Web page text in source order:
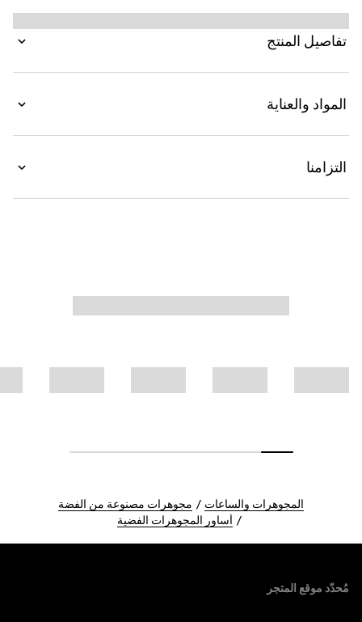
اللونية الحديثة كلياً، على غرار هذا السوار المزيّن بتفصيل
شريط ويب أسطواني الشكل.
تفاصيل المنتج
المواد والعناية
التزامنا
المجوهرات والساعات
مجوهرات مصنوعة من الفضة
أساور المجوهرات الفضية
مُحدّد موقع المتجر